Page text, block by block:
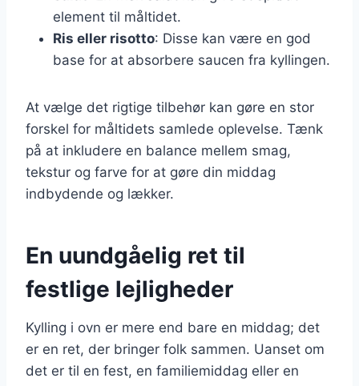
element til måltidet.
Ris eller risotto: Disse kan være en god
base for at absorbere saucen fra kyllingen.
At vælge det rigtige tilbehør kan gøre en stor
forskel for måltidets samlede oplevelse. Tænk
på at inkludere en balance mellem smag,
tekstur og farve for at gøre din middag
indbydende og lækker.
En uundgåelig ret til
festlige lejligheder
Kylling i ovn er mere end bare en middag; det
er en ret, der bringer folk sammen. Uanset om
det er til en fest, en familiemiddag eller en